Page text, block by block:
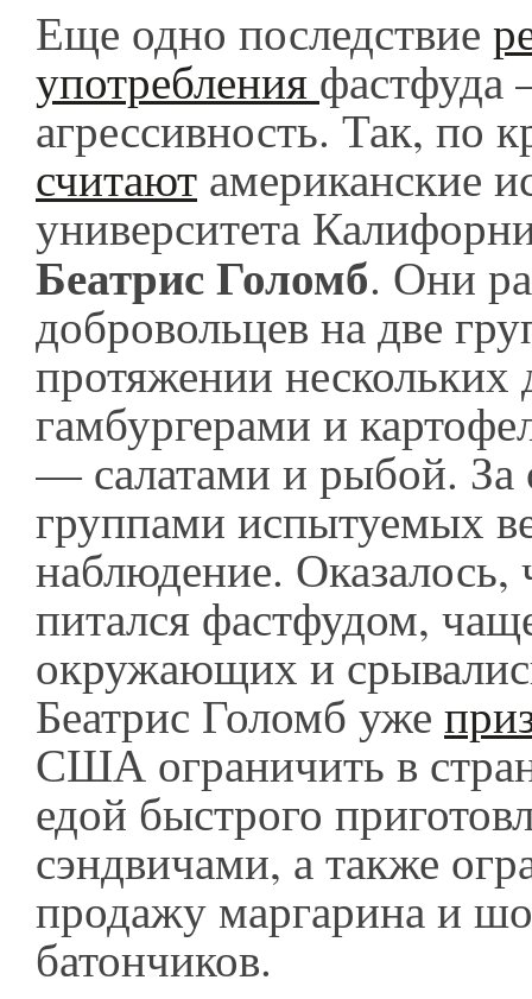
Еще одно последствие
употребления
агрессивность. Так, по
считают американские
университета
Беатрис Голомб. Они
добровольцев на две
протяжении
гамбургерами и
— салатами и рыбой. За
группами испытуемых
наблюдение. Оказалось,
питался фастфудом,
окружающих и
Беатрис Голомб уже
США ограничить в
едой быстрого
сэндвичами, а также
продажу маргарина и
батончиков.